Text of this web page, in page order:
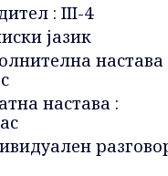
: III-4
јазик
настава
настава :